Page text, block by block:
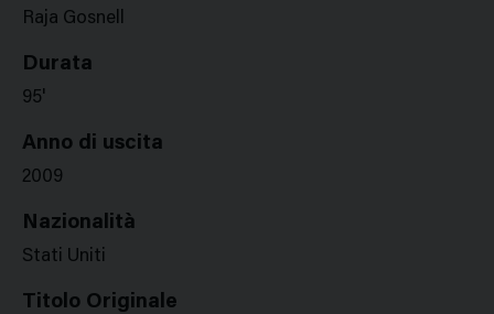
Raja Gosnell
Durata
95'
Anno di uscita
2009
Nazionalità
Stati Uniti
Titolo Originale